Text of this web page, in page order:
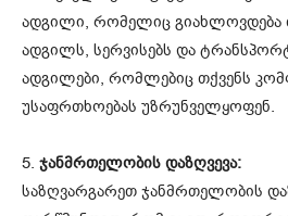
ადგილი, რომელიც გიახლოვდება
ადგილს, სერვისებს და
ადგილები, რომლებიც თქვენს
უსაფრთხოებას უზრუნველყოფენ.
5. ჯანმრთელობის დაზღვევა:
საზღვარგარეთ ჯანმრთელობის